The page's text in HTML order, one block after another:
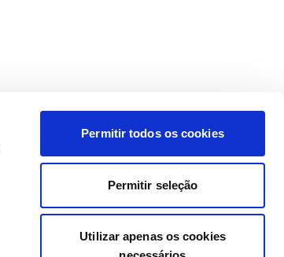
Permitir todos os cookies
Permitir seleção
Utilizar apenas os cookies